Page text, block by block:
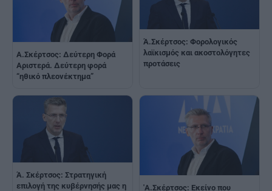
Α.Σκέρτσος: Δεύτερη Φορά
Αριστερά. Δεύτερη φορά
“ηθικό πλεονέκτημα”
Ά.Σκέρτσος: Φορολογικός
λαϊκισμός και ακοστολόγητες
προτάσεις
Ά. Σκέρτσος: Στρατηγική
επιλογή της κυβέρνησής μας η
'Α.Σκέρτσος: Εκείνο που